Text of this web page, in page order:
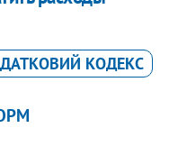
КОДЕКС